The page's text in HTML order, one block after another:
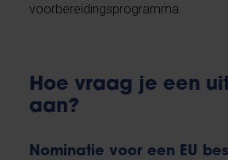
voorbereidingsprogramma.
Hoe vraag je een
aan?
Nominatie voor een EU